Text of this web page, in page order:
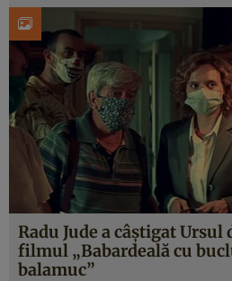
Radu Jude a câştigat Ursul
filmul „Babardeală cu
balamuc”